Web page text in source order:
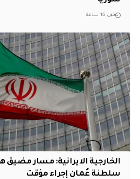
قبل 16 ساعة
الخارجية الايرانية: مسار مضيق
سلطنة عُمان إجراء مؤقت